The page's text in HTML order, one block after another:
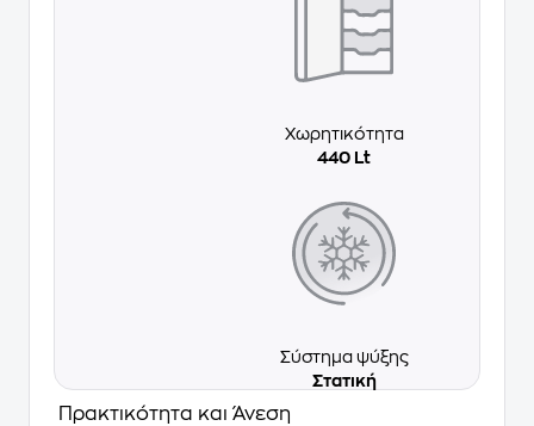
Χωρητικότητα
440 Lt
Σύστημα ψύξης
Στατική
Πρακτικότητα και Άνεση